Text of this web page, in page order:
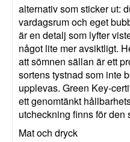
alternativ som sticker ut:
vardagsrum och eget
är en detalj som lyfter
något lite mer avsiktligt.
att sömnen sällan är ett
sortens tystnad som inte
upplevas. Green Key-
ett genomtänkt
utcheckning finns för den
Mat och dryck